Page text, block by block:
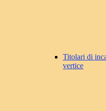
Titolari di
vertice